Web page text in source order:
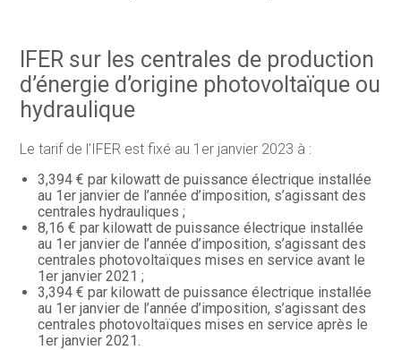
IFER sur les centrales de production
d’énergie d’origine photovoltaïque ou
hydraulique
Le tarif de l’IFER est fixé au 1er janvier 2023 à :
3,394 € par kilowatt de puissance électrique installée
au 1er janvier de l’année d’imposition, s’agissant des
centrales hydrauliques ;
8,16 € par kilowatt de puissance électrique installée
au 1er janvier de l’année d’imposition, s’agissant des
centrales photovoltaïques mises en service avant le
1er janvier 2021 ;
3,394 € par kilowatt de puissance électrique installée
au 1er janvier de l’année d’imposition, s’agissant des
centrales photovoltaïques mises en service après le
1er janvier 2021.